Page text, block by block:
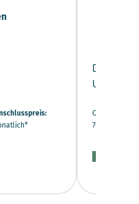
Upload: 5
Ohne
7690 optional